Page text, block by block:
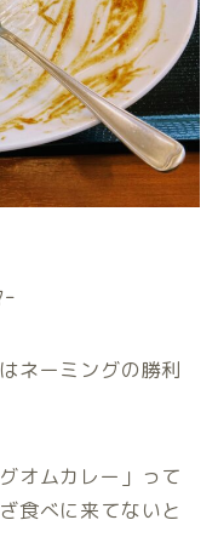
ネーミングの勝利
オムカレー」って
食べに来てないと